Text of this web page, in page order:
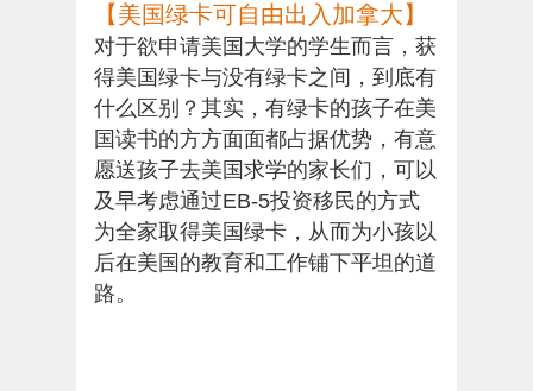
【美国绿卡可自由出入加拿大】
对于欲申请美国大学的学生而言，获
得美国绿卡与没有绿卡之间，到底有
什么区别？其实，有绿卡的孩子在美
国读书的方方面面都占据优势，有意
愿送孩子去美国求学的家长们，可以
及早考虑通过EB-5投资移民的方式
为全家取得美国绿卡，从而为小孩以
后在美国的教育和工作铺下平坦的道
路。